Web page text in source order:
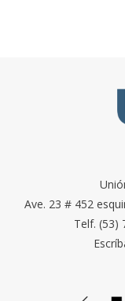
Ave. 23 # 452
Telf. (53)